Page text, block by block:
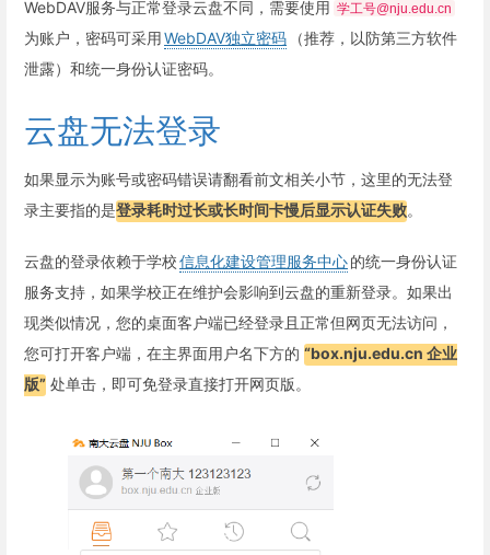
WebDAV服务与正常登录云盘不同，需要使用 学工号@nju.edu.cn
为账户，密码可采用WebDAV独立密码
（推荐，以防第三方软件
泄露）和统一身份认证密码。
云盘无法登录
如果显示为账号或密码错误请翻看前文相关小节，这里的无法登
录主要指的是登录耗时过长或长时间卡慢后显示认证失败。
云盘的登录依赖于学校信息化建设管理服务中心的统一身份认证
服务支持，如果学校正在维护会影响到云盘的重新登录。如果出
现类似情况，您的桌面客户端已经登录且正常但网页无法访问，
您可打开客户端，在主界面用户名下方的 “box.nju.edu.cn 企业
版” 处单击，即可免登录直接打开网页版。